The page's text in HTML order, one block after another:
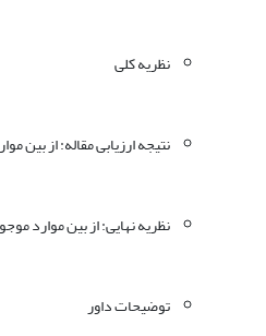
نظریه کلی
نتیجه ارزیابی مقاله: از بین
نظریه نهایی: از بین موارد
توضیحات داور